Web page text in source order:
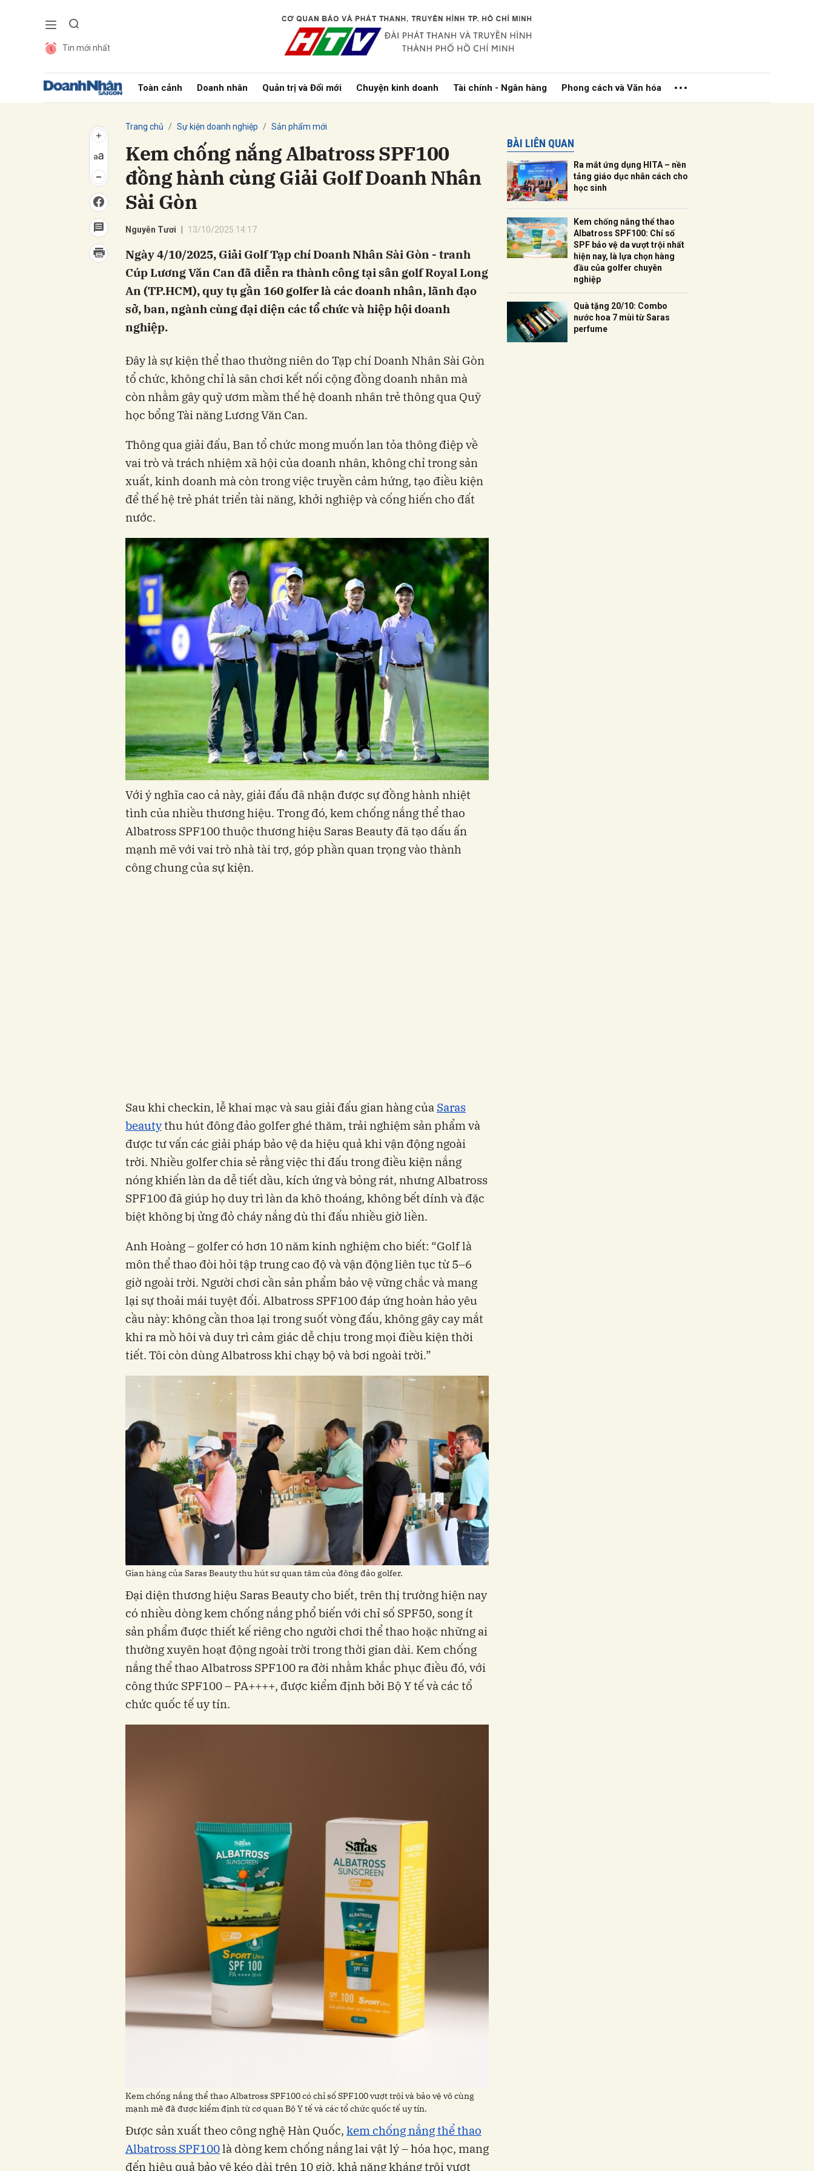
Tin mới nhất
Toàn cảnh Doanh nhân Quản trị và Đổi mới Chuyện kinh doanh Tài chính - Ngân hàng Phong cách và Văn hóa
Trang chủ Sự kiện doanh nghiệp Sản phẩm mới
Kem chống nắng Albatross SPF100
đồng hành cùng Giải Golf Doanh Nhân
Sài Gòn
Nguyễn Tươi 13/10/2025 14:17
Ngày 4/10/2025, Giải Golf Tạp chí Doanh Nhân Sài Gòn - tranh
Cúp Lương Văn Can đã diễn ra thành công tại sân golf Royal Long
An (TP.HCM), quy tụ gần 160 golfer là các doanh nhân, lãnh đạo
sở, ban, ngành cùng đại diện các tổ chức và hiệp hội doanh
nghiệp.
Đây là sự kiện thể thao thường niên do Tạp chí Doanh Nhân Sài Gòn
tổ chức, không chỉ là sân chơi kết nối cộng đồng doanh nhân mà
còn nhằm gây quỹ ươm mầm thế hệ doanh nhân trẻ thông qua Quỹ
học bổng Tài năng Lương Văn Can.
Thông qua giải đấu, Ban tổ chức mong muốn lan tỏa thông điệp về
vai trò và trách nhiệm xã hội của doanh nhân, không chỉ trong sản
xuất, kinh doanh mà còn trong việc truyền cảm hứng, tạo điều kiện
để thế hệ trẻ phát triển tài năng, khởi nghiệp và cống hiến cho đất
nước.
Với ý nghĩa cao cả này, giải đấu đã nhận được sự đồng hành nhiệt
tình của nhiều thương hiệu. Trong đó, kem chống nắng thể thao
Albatross SPF100 thuộc thương hiệu Saras Beauty đã tạo dấu ấn
mạnh mẽ với vai trò nhà tài trợ, góp phần quan trọng vào thành
công chung của sự kiện.
Sau khi checkin, lễ khai mạc và sau giải đấu gian hàng của Saras
beautythu hút đông đảo golfer ghé thăm, trải nghiệm sản phẩm và
được tư vấn các giải pháp bảo vệ da hiệu quả khi vận động ngoài
trời. Nhiều golfer chia sẻ rằng việc thi đấu trong điều kiện nắng
nóng khiến làn da dễ tiết dầu, kích ứng và bỏng rát, nhưng Albatross
SPF100 đã giúp họ duy trì làn da khô thoáng, không bết dính và đặc
biệt không bị ửng đỏ cháy nắng dù thi đấu nhiều giờ liền.
Anh Hoàng – golfer có hơn 10 năm kinh nghiệm cho biết: “Golf là
môn thể thao đòi hỏi tập trung cao độ và vận động liên tục từ 5–6
giờ ngoài trời. Người chơi cần sản phẩm bảo vệ vững chắc và mang
lại sự thoải mái tuyệt đối. Albatross SPF100 đáp ứng hoàn hảo yêu
cầu này: không cần thoa lại trong suốt vòng đấu, không gây cay mắt
khi ra mồ hôi và duy trì cảm giác dễ chịu trong mọi điều kiện thời
tiết. Tôi còn dùng Albatross khi chạy bộ và bơi ngoài trời.”
Gian hàng của Saras Beauty thu hút sự quan tâm của đông đảo golfer.
Đại diện thương hiệu Saras Beauty cho biết, trên thị trường hiện nay
có nhiều dòng kem chống nắng phổ biến với chỉ số SPF50, song ít
sản phẩm được thiết kế riêng cho người chơi thể thao hoặc những ai
thường xuyên hoạt động ngoài trời trong thời gian dài. Kem chống
nắng thể thao Albatross SPF100 ra đời nhằm khắc phục điều đó, với
công thức SPF100 – PA++++, được kiểm định bởi Bộ Y tế và các tổ
chức quốc tế uy tín.
Kem chống nắng thể thao Albatross SPF100 có chỉ số SPF100 vượt trội và bảo vệ vô cùng
mạnh mẽ đã được kiểm định từ cơ quan Bộ Y tế và các tổ chức quốc tế uy tín.
Được sản xuất theo công nghệ Hàn Quốc, kem chống nắng thể thao
Albatross SPF100là dòng kem chống nắng lai vật lý – hóa học, mang
đến hiệu quả bảo vệ kéo dài trên 10 giờ, khả năng kháng trôi vượt
BÀI LIÊN QUAN
Ra mắt ứng dụng HITA – nền
tảng giáo dục nhân cách cho
học sinh
Kem chống nắng thể thao
Albatross SPF100: Chỉ số
SPF bảo vệ da vượt trội nhất
hiện nay, là lựa chọn hàng
đầu của golfer chuyên
nghiệp
Quà tặng 20/10: Combo
nước hoa 7 mùi từ Saras
perfume
Gửi